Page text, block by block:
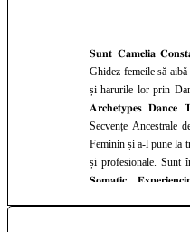
𝐒𝐮𝐧𝐭 𝐂𝐚𝐦𝐞𝐥𝐢𝐚
Ghidez femeile să
și harurile lor prin
𝐀𝐫𝐜𝐡𝐞𝐭𝐲𝐩𝐞𝐬 𝐃𝐚𝐧𝐜𝐞 𝐓𝐡𝐞𝐫𝐚𝐩𝐲’. O
Secvențe Ancestrale
Feminin și a-l pune la
și profesionale. Sunt în formare (anul 2 din 3) ca terapeut
𝐒𝐨𝐦𝐚𝐭𝐢𝐜